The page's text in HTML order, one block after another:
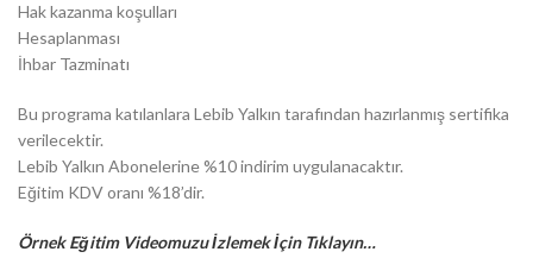
Hak kazanma koşulları
Hesaplanması
İhbar Tazminatı
Bu programa katılanlara Lebib Yalkın tarafından hazırlanmış sertifika
verilecektir.
Lebib Yalkın Abonelerine %10 indirim uygulanacaktır.
Eğitim KDV oranı %18’dir.
Örnek Eğitim Videomuzu İzlemek İçin Tıklayın…